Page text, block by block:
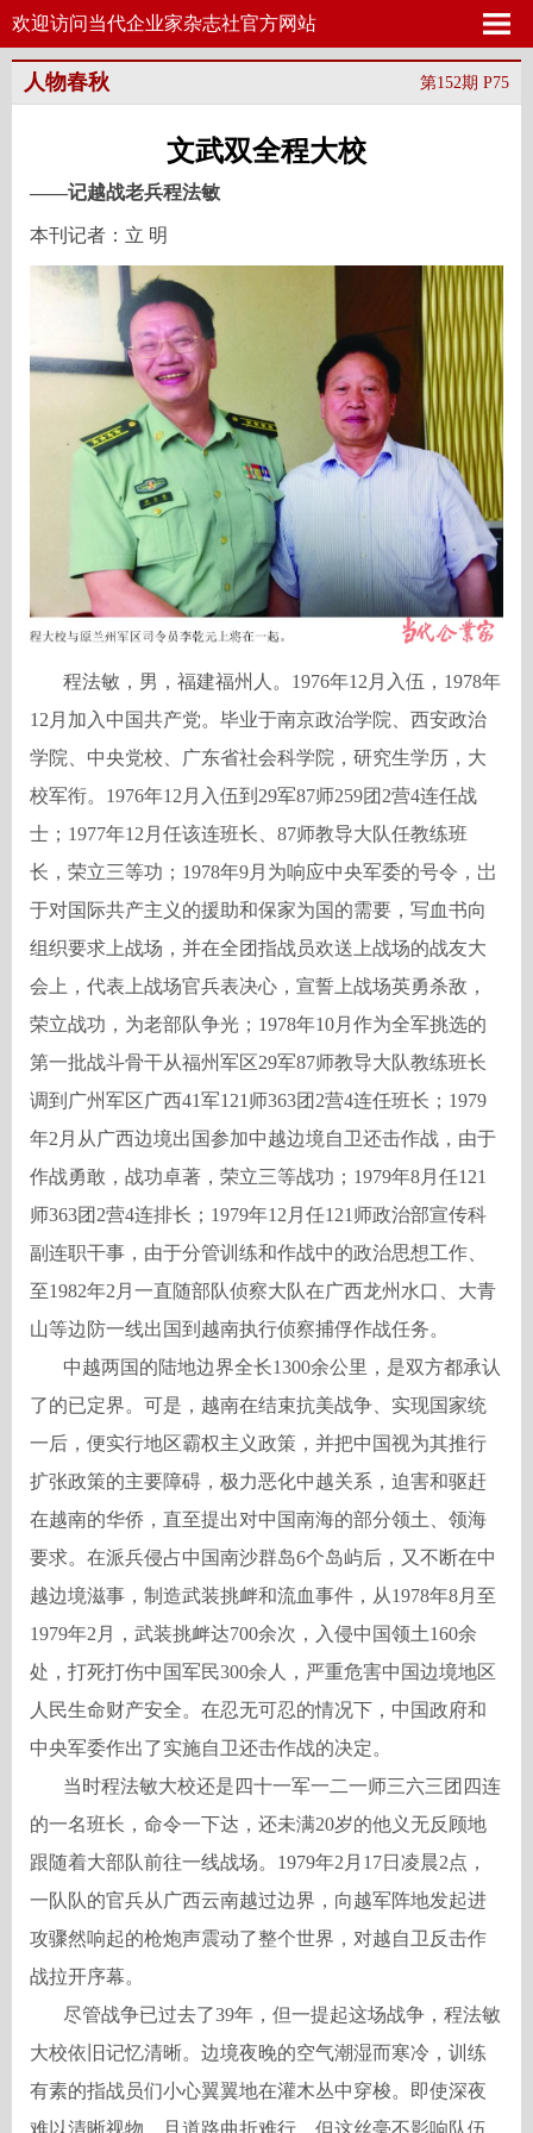
欢迎访问当代企业家杂志社官方网站
第152期 P75
人物春秋
文武双全程大校
——记越战老兵程法敏
本刊记者：立 明
程法敏，男，福建福州人。1976年12月入伍，1978年
12月加入中国共产党。毕业于南京政治学院、西安政治
学院、中央党校、广东省社会科学院，研究生学历，大
校军衔。1976年12月入伍到29军87师259团2营4连任战
士；1977年12月任该连班长、87师教导大队任教练班
长，荣立三等功；1978年9月为响应中央军委的号令，岀
于对国际共产主义的援助和保家为国的需要，写血书向
组织要求上战场，并在全团指战员欢送上战场的战友大
会上，代表上战场官兵表决心，宣誓上战场英勇杀敌，
荣立战功，为老部队争光；1978年10月作为全军挑选的
第一批战斗骨干从福州军区29军87师教导大队教练班长
调到广州军区广西41军121师363团2营4连任班长；1979
年2月从广西边境出国参加中越边境自卫还击作战，由于
作战勇敢，战功卓著，荣立三等战功；1979年8月任121
师363团2营4连排长；1979年12月任121师政治部宣传科
副连职干事，由于分管训练和作战中的政治思想工作、
至1982年2月一直随部队侦察大队在广西龙州水口、大青
山等边防一线出国到越南执行侦察捕俘作战任务。
中越两国的陆地边界全长1300余公里，是双方都承认
了的已定界。可是，越南在结束抗美战争、实现国家统
一后，便实行地区霸权主义政策，并把中国视为其推行
扩张政策的主要障碍，极力恶化中越关系，迫害和驱赶
在越南的华侨，直至提出对中国南海的部分领土、领海
要求。在派兵侵占中国南沙群岛6个岛屿后，又不断在中
越边境滋事，制造武装挑衅和流血事件，从1978年8月至
1979年2月，武装挑衅达700余次，入侵中国领土160余
处，打死打伤中国军民300余人，严重危害中国边境地区
人民生命财产安全。在忍无可忍的情况下，中国政府和
中央军委作出了实施自卫还击作战的决定。
当时程法敏大校还是四十一军一二一师三六三团四连
的一名班长，命令一下达，还未满20岁的他义无反顾地
跟随着大部队前往一线战场。1979年2月17日凌晨2点，
一队队的官兵从广西云南越过边界，向越军阵地发起进
攻骤然响起的枪炮声震动了整个世界，对越自卫反击作
战拉开序幕。
尽管战争已过去了39年，但一提起这场战争，程法敏
大校依旧记忆清晰。边境夜晚的空气潮湿而寒冷，训练
有素的指战员们小心翼翼地在灌木丛中穿梭。即使深夜